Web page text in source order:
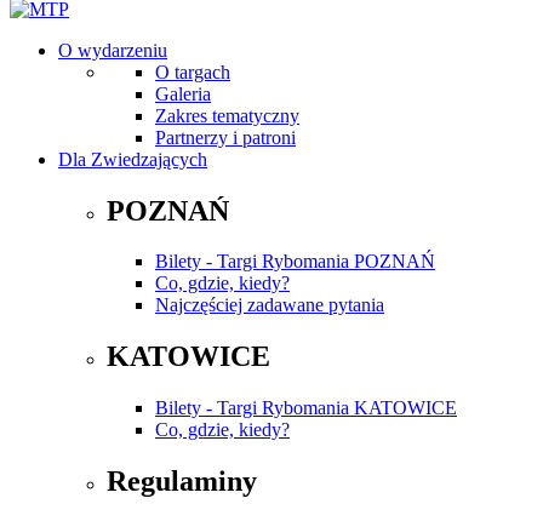
O wydarzeniu
O targach
Galeria
Zakres tematyczny
Partnerzy i patroni
Dla Zwiedzających
POZNAŃ
Bilety - Targi Rybomania POZNAŃ
Co, gdzie, kiedy?
Najczęściej zadawane pytania
KATOWICE
Bilety - Targi Rybomania KATOWICE
Co, gdzie, kiedy?
Regulaminy